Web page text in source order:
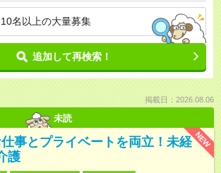
名以上の大量募集
追加して再検索！
掲載日：2026.08.06
未読
NEW
事とプライベートを両立！未経
護